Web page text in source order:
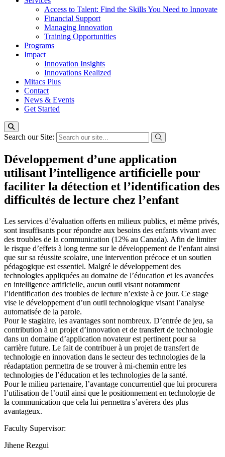
Access to Talent: Find the Skills You Need to Innovate
Financial Support
Managing Innovation
Training Opportunities
Programs
Impact
Innovation Insights
Innovations Realized
Mitacs Plus
Contact
News & Events
Get Started
Search our Site:
Développement d’une application
utilisant l’intelligence artificielle pour
faciliter la détection et l’identification des
difficultés de lecture chez l’enfant
Les services d’évaluation offerts en milieux publics, et même privés,
sont insuffisants pour répondre aux besoins des enfants vivant avec
des troubles de la communication (12% au Canada). Afin de limiter
le risque d’effets à long terme sur le développement de l’enfant ainsi
que sur sa réussite scolaire, une intervention précoce et un soutien
pédagogique est essentiel. Malgré le développement des
technologies appliquées au domaine de l’éducation et les avancées
en intelligence artificielle, aucun outil visant notamment
l’identification des troubles de lecture n’existe à ce jour. Ce stage
vise le développement d’un outil technologique visant l’analyse
automatisée de la parole.
Pour le stagiaire, les avantages sont nombreux. D’entrée de jeu, sa
contribution à un projet d’innovation et de transfert de technologie
dans un domaine d’application novateur est pertinent pour sa
carrière future. Le fait de contribuer à un projet de transfert de
technologie en innovation dans le secteur des technologies de la
réadaptation permettra de se trouver à mi-chemin entre les
technologies de l’éducation et les technologies de la santé.
Pour le milieu partenaire, l’avantage concurrentiel que lui procurera
l’utilisation de l’outil ainsi que le positionnement en technologie de
la communication que cela lui permettra s’avèrera des plus
avantageux.
Faculty Supervisor:
Jihene Rezgui